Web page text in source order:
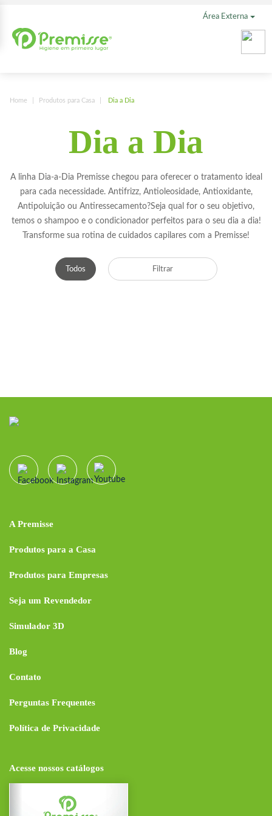
Área Externa
Home Produtos para Casa Dia a Dia
Dia a Dia
A linha Dia-a-Dia Premisse chegou para oferecer o tratamento ideal
para cada necessidade. Antifrizz, Antioleosidade, Antioxidante,
Antipoluição ou Antiressecamento?Seja qual for o seu objetivo,
temos o shampoo e o condicionador perfeitos para o seu dia a dia!
Transforme sua rotina de cuidados capilares com a Premisse!
Todos Filtrar
A Premisse
Produtos para a Casa
Produtos para Empresas
Seja um Revendedor
Simulador 3D
Blog
Contato
Perguntas Frequentes
Política de Privacidade
Acesse nossos catálogos